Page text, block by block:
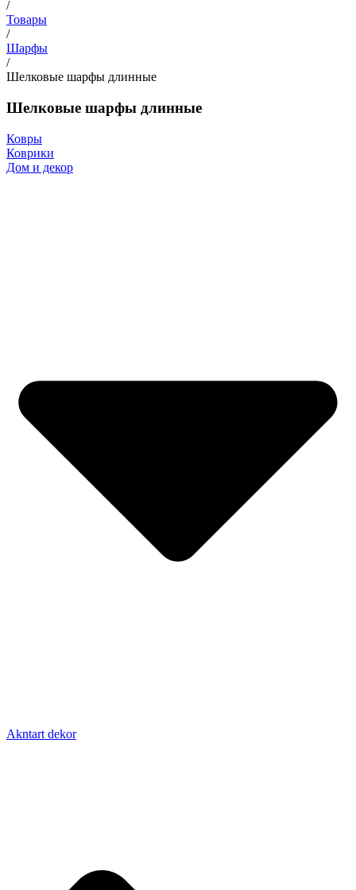
/
Товары
/
Шарфы
/
Шелковые шарфы длинные
Шелковые шарфы длинные
Ковры
Коврики
Дом и декор
Akntart dekor